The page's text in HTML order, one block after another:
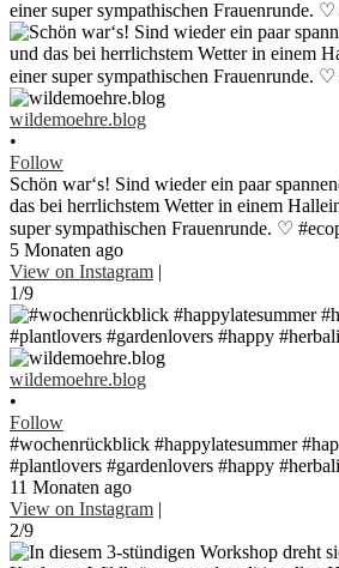
wildemoehre.blog
•
Follow
Schön war‘s! Sind wieder ein paar
das bei herrlichstem Wetter in einem
super sympathischen Frauenrunde. ♡
5 Monaten ago
View on Instagram |
1/9
wildemoehre.blog
•
Follow
#wochenrückblick #happylatesummer
#plantlovers #gardenlovers #happy
11 Monaten ago
View on Instagram |
2/9